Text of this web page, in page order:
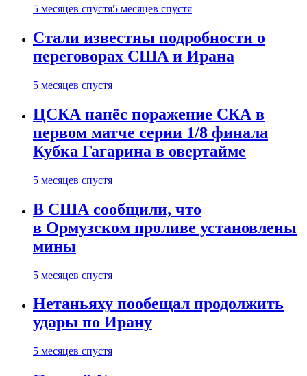
5 месяцев спустя5 месяцев спустя
Стали известны подробности о
переговорах США и Ирана
5 месяцев спустя
ЦСКА нанёс поражение СКА в
первом матче серии 1/8 финала
Кубка Гагарина в овертайме
5 месяцев спустя
В США сообщили, что
в Ормузском проливе установлены
мины
5 месяцев спустя
Нетаньяху пообещал продолжить
удары по Ирану
5 месяцев спустя